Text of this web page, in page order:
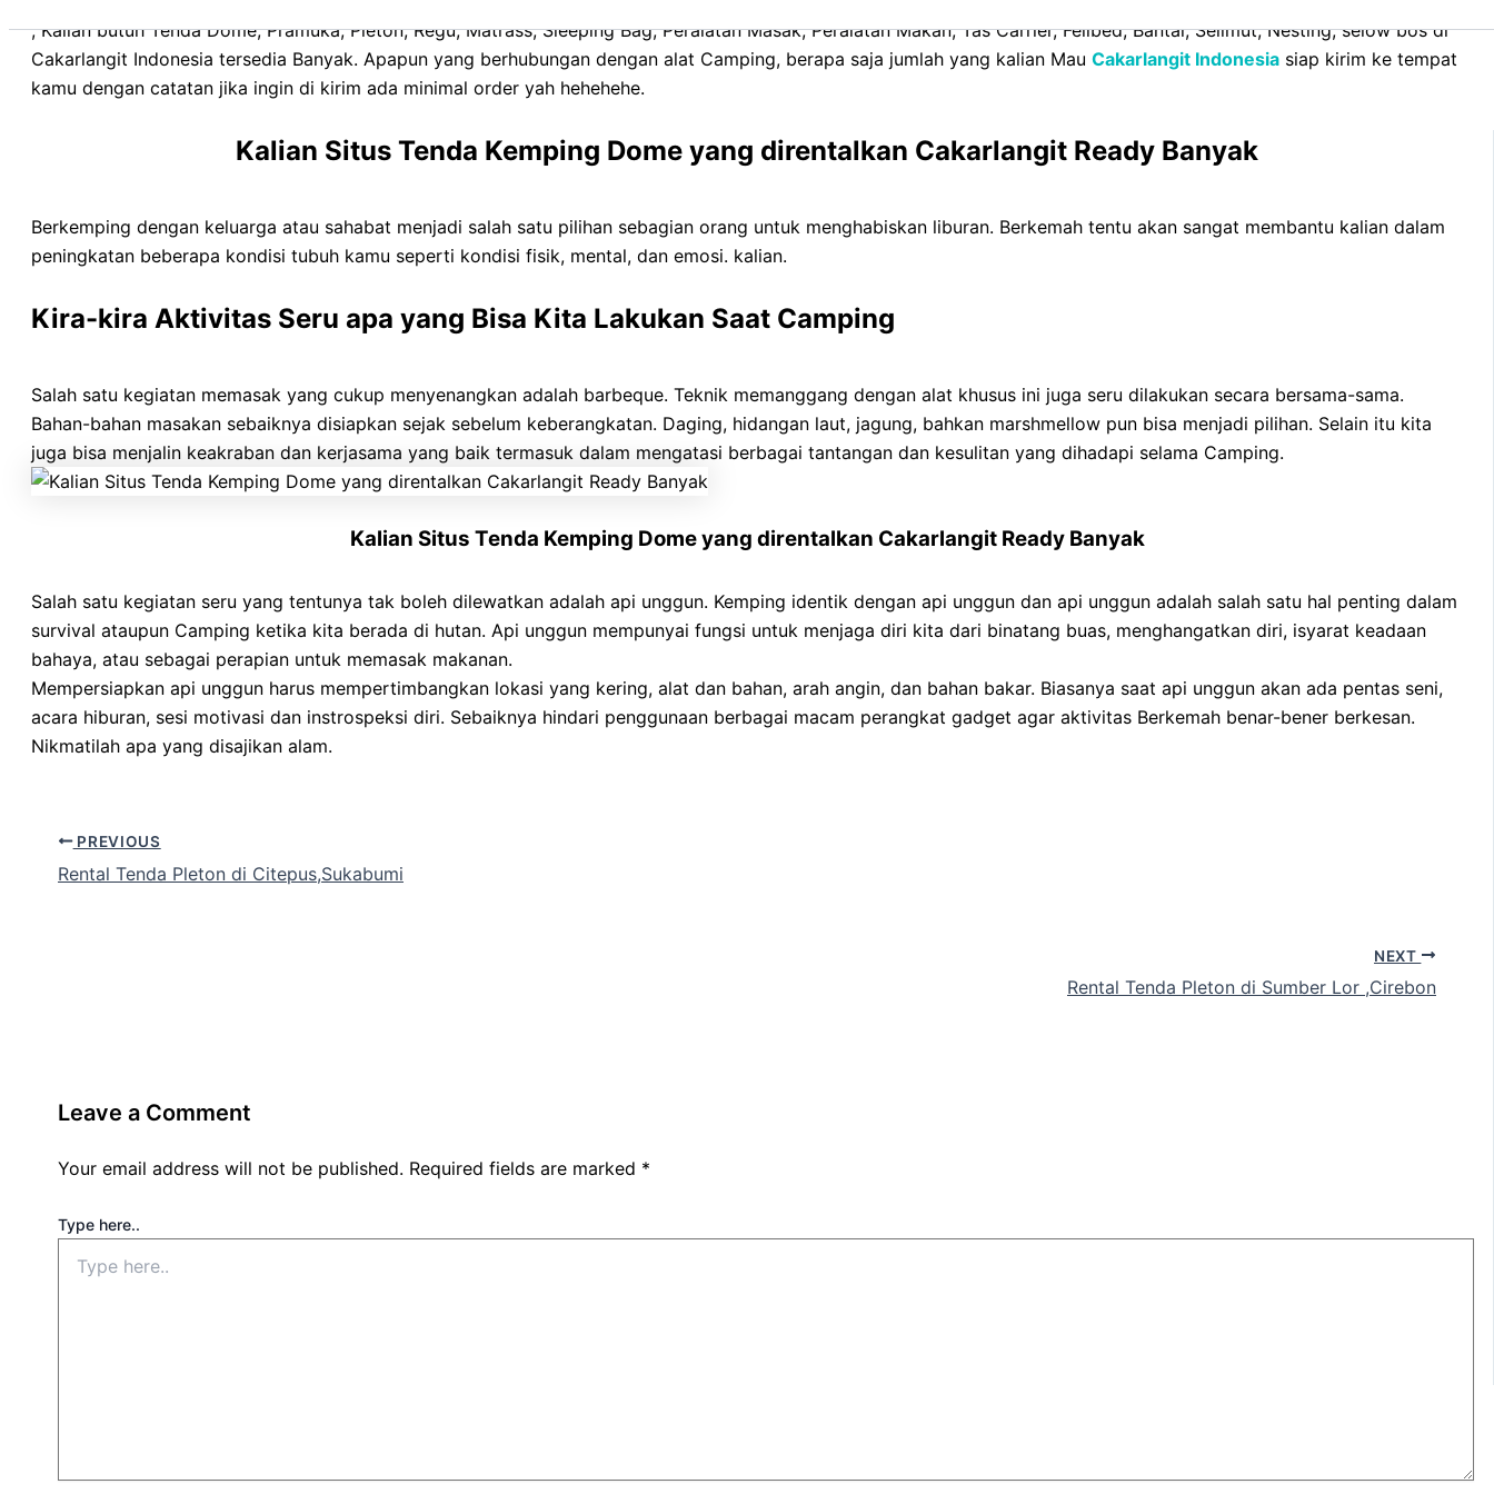
, Kalian butuh Tenda Dome, Pramuka, Pleton, Regu, Matrass, Sleeping Bag, Peralatan Masak, Peralatan Makan, Tas Carrier, Feilbed, Bantal, Selimut, Nesting, selow bos di
Cakarlangit Indonesia tersedia Banyak. Apapun yang berhubungan dengan alat Camping, berapa saja jumlah yang kalian Mau Cakarlangit Indonesia siap kirim ke tempat
kamu dengan catatan jika ingin di kirim ada minimal order yah hehehehe.
Kalian Situs Tenda Kemping Dome yang direntalkan Cakarlangit Ready Banyak
Berkemping dengan keluarga atau sahabat menjadi salah satu pilihan sebagian orang untuk menghabiskan liburan. Berkemah tentu akan sangat membantu kalian dalam
peningkatan beberapa kondisi tubuh kamu seperti kondisi fisik, mental, dan emosi. kalian.
Kira-kira Aktivitas Seru apa yang Bisa Kita Lakukan Saat Camping
Salah satu kegiatan memasak yang cukup menyenangkan adalah barbeque. Teknik memanggang dengan alat khusus ini juga seru dilakukan secara bersama-sama.
Bahan-bahan masakan sebaiknya disiapkan sejak sebelum keberangkatan. Daging, hidangan laut, jagung, bahkan marshmellow pun bisa menjadi pilihan. Selain itu kita
juga bisa menjalin keakraban dan kerjasama yang baik termasuk dalam mengatasi berbagai tantangan dan kesulitan yang dihadapi selama Camping.
Kalian Situs Tenda Kemping Dome yang direntalkan Cakarlangit Ready Banyak
Salah satu kegiatan seru yang tentunya tak boleh dilewatkan adalah api unggun. Kemping identik dengan api unggun dan api unggun adalah salah satu hal penting dalam
survival ataupun Camping ketika kita berada di hutan. Api unggun mempunyai fungsi untuk menjaga diri kita dari binatang buas, menghangatkan diri, isyarat keadaan
bahaya, atau sebagai perapian untuk memasak makanan.
Mempersiapkan api unggun harus mempertimbangkan lokasi yang kering, alat dan bahan, arah angin, dan bahan bakar. Biasanya saat api unggun akan ada pentas seni,
acara hiburan, sesi motivasi dan instrospeksi diri. Sebaiknya hindari penggunaan berbagai macam perangkat gadget agar aktivitas Berkemah benar-bener berkesan.
Nikmatilah apa yang disajikan alam.
PREVIOUS
Rental Tenda Pleton di Citepus,Sukabumi
NEXT
Rental Tenda Pleton di Sumber Lor ,Cirebon
Leave a Comment
Your email address will not be published. Required fields are marked *
Type here..